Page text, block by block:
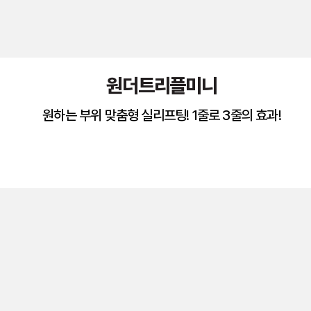
원더트리플미니
원하는 부위 맞춤형 실리프팅! 1줄로 3줄의 효과!